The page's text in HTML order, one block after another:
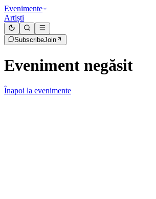
Evenimente
Artiști
SubscribeJoin
Eveniment negăsit
Înapoi la evenimente